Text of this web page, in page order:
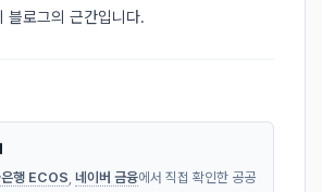
블로그의 근간입니다.
행 ECOS 네이버 금융에서 직접 확인한 공공